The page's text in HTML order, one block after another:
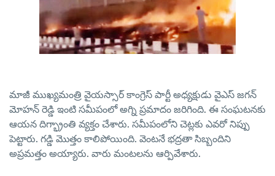
మాజీ ముఖ్యమంత్రి వైయస్సార్ కాంగ్రెస్ పార్టీ అధ్యక్షుడు వైఎస్ జగన్
మోహన్ రెడ్డి ఇంటి సమీపంలో అగ్ని ప్రమాదం జరిగింది. ఈ సంఘటనకు
ఆయన దిగ్భ్రాంతి వ్యక్తం చేశారు. సమీపంలోని చెట్లకు ఎవరో నిప్పు
పెట్టారు. గడ్డి మొత్తం కాలిపోయింది. వెంటనే భద్రతా సిబ్బందిని
అప్రమత్తం అయ్యారు. వారు మంటలను ఆర్పివేశారు.